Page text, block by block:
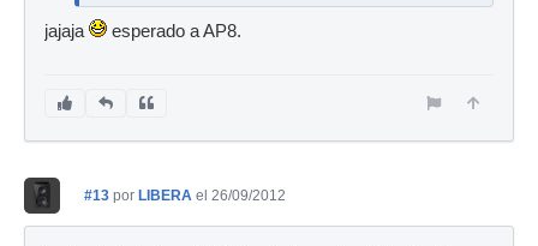
jajaja esperado a AP8.
#13 por LIBERA el 26/09/2012